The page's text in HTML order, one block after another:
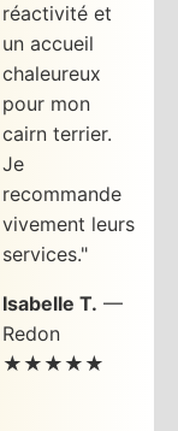
réactivité et
un accueil
chaleureux
pour mon
cairn terrier.
Je
recommande
vivement leurs
services."
Isabelle T. —
Redon
★★★★★